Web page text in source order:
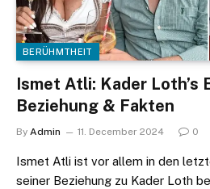
BERÜHMTHEIT
Ismet Atli: Kader Loth’s
Beziehung & Fakten
By Admin 11. December 2024 0
Ismet Atli ist vor allem in den
seiner Beziehung zu Kader Loth